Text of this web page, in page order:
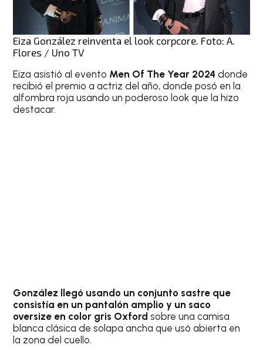
Eiza González reinventa el look corpcore. Foto: A.
Flores / Uno TV
Eiza asistió al evento Men Of The Year 2024donde
recibió el premio a actriz del año, donde posó en la
alfombra roja usando un poderoso look que la hizo
destacar.
González llegó usando un conjunto sastre que
consistía en un pantalón amplio y un saco
oversize en color gris Oxford sobre una camisa
blanca clásica de solapa ancha que usó abierta en
la zona del cuello.